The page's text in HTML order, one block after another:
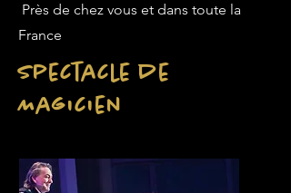
Près de chez vous et dans toute la
France
Spectacle de
Magicien